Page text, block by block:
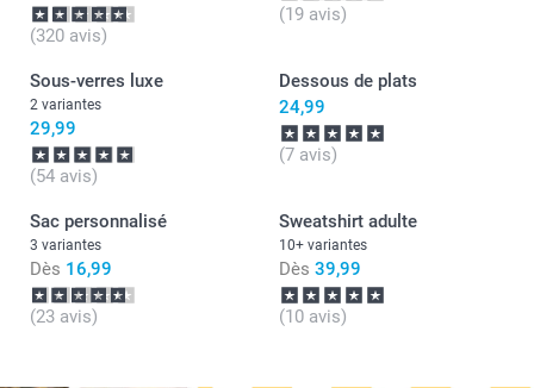
(320 avis)
(19 avis)
Sous-verres luxe
2 variantes
29,99
(54 avis)
Dessous de plats
24,99
(7 avis)
Sac personnalisé
3 variantes
Dès 16,99
(23 avis)
Sweatshirt adulte
10+ variantes
Dès 39,99
(10 avis)